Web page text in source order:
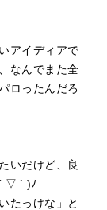
アイディアで
なんでまた全
ロったんだろ
いだけど、良
▽ ` )ﾉ
たっけな」と